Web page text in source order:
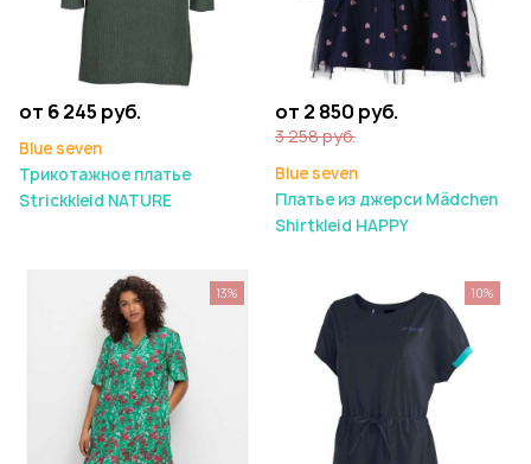
от 6 245 руб.
Blue seven
Трикотажное платье
Strickkleid NATURE
от 2 850 руб.
3 258 руб.
Blue seven
Платье из джерси Mädchen
Shirtkleid HAPPY
13% 10%